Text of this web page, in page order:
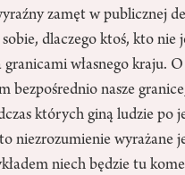
zamęt w publicznej
dlaczego ktoś, kto nie
własnego kraju.
bezpośrednio nasze
których giną ludzie po
niezrozumienie
niech będzie tu